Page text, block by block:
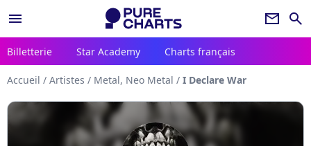
menu newsletter search
Billetterie Star Academy Charts français
Accueil / Artistes / Metal, Neo Metal / I Declare War